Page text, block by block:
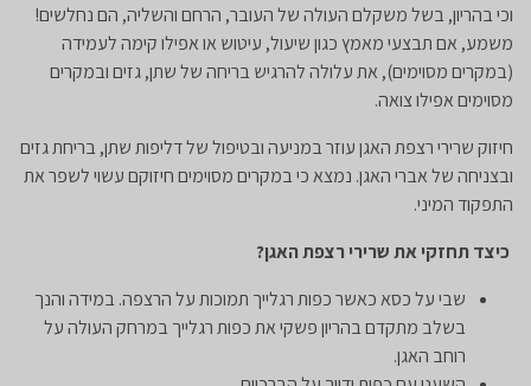
וכי בהריון, בשל משקלם העולה של העובר, הרחם והשליה, הם נחלשים!
משמע, אם תבצעי מאמץ כגון שיעול, עיטוש או אפילו קימה לעמידה
(במקרים מסוימים), את עלולה להרגיש בריחה של שתן, גזים ובמקרים
מסוימים אפילו צואה.
חיזוק שרירי רצפת האגן עוזר במניעה ובטיפול של דליפות שתן, בריחת גזים
ובצניחה של אברי האגן. נמצא כי במקרים מסוימים חיזוקם עשוי לשפר את
התפקוד המיני.
כיצד תחזקי את שרירי רצפת האגן?
שבי על כסא כאשר כפות רגלייך תמוכות על הרצפה. במידה והנך
בשלב מתקדם בהריון פשקי את כפות רגלייך במרחק העולה על
רוחב האגן.